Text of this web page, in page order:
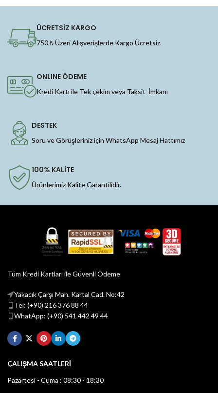
ÜCRETSİZ KARGO
750 ₺ Üzeri Alışverişlerde Kargo Ücretsiz.
ONLINE ÖDEME
Kredi Kartı ile Tek çekim veya Taksit İmkanı
DESTEK
Soru ve Görüşleriniz için WhatsApp Mesaj Hattımız
100% KALİTE
Ürünlerimiz Kalite Garantilidir.
Tüm Kredi Kartları ile Güvenli Ödeme
Yakacık Çarşı Mah. Kartal Cad. No:42
Tel: (+90) 216 376 88 44
WhatApp: (+90) 541 442 49 44
ÇALIŞMA SAATLERİ
Pazartesi - Cuma : 08:30 - 18:30